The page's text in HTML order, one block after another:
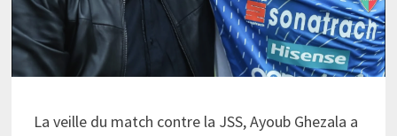
La veille du match contre la JSS, Ayoub Ghezala a